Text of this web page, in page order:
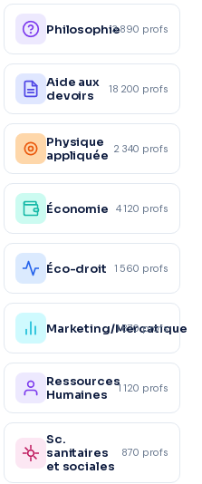
Philosophie3 890 profs
Aide aux
devoirs
18 200 profs
Physique
appliquée 2 340 profs
Économie 4 120 profs
Éco-droit 1 560 profs
Marketing/Mercatique
1 870 profs
Ressources
Humaines
1 120 profs
Sc.
sanitaires
et sociales
870 profs